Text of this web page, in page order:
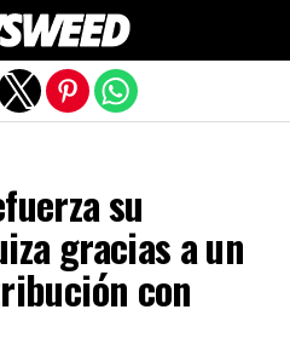
su
gracias a un
con
móvil